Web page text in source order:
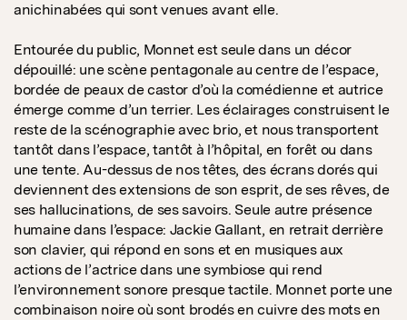
anichinabées qui sont venues avant elle.
Entourée du public, Monnet est seule dans un décor
dépouillé: une scène pentagonale au centre de l’espace,
bordée de peaux de castor d’où la comédienne et autrice
émerge comme d’un terrier. Les éclairages construisent le
reste de la scénographie avec brio, et nous transportent
tantôt dans l’espace, tantôt à l’hôpital, en forêt ou dans
une tente. Au-dessus de nos têtes, des écrans dorés qui
deviennent des extensions de son esprit, de ses rêves, de
ses hallucinations, de ses savoirs. Seule autre présence
humaine dans l’espace: Jackie Gallant, en retrait derrière
son clavier, qui répond en sons et en musiques aux
actions de l’actrice dans une symbiose qui rend
l’environnement sonore presque tactile. Monnet porte une
combinaison noire où sont brodés en cuivre des mots en